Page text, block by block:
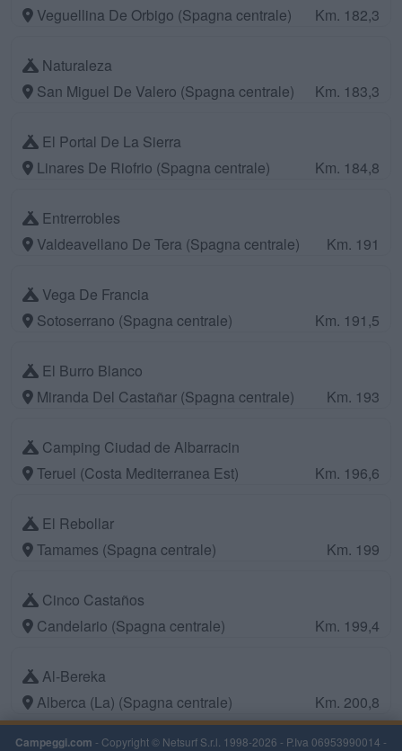
Veguellina De Orbigo (Spagna centrale)
Km. 182,3
Naturaleza
San Miguel De Valero (Spagna centrale)
Km. 183,3
El Portal De La Sierra
Linares De Riofrio (Spagna centrale)
Km. 184,8
Entrerrobles
Valdeavellano De Tera (Spagna centrale)
Km. 191
Vega De Francia
Sotoserrano (Spagna centrale)
Km. 191,5
El Burro Blanco
Miranda Del Castañar (Spagna centrale)
Km. 193
Camping Ciudad de Albarracin
Teruel (Costa Mediterranea Est)
Km. 196,6
El Rebollar
Tamames (Spagna centrale)
Km. 199
Cinco Castaños
Candelario (Spagna centrale)
Km. 199,4
Al-Bereka
Alberca (La) (Spagna centrale)
Km. 200,8
Campeggi.com - Copyright © Netsurf S.r.l. 1998-2026 - P.Iva 06953990014 -